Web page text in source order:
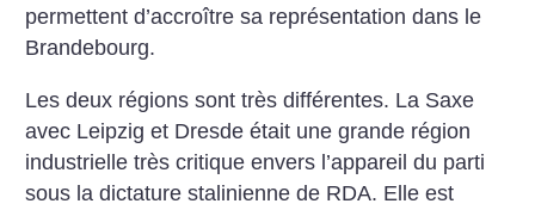
permettent d’accroître sa représentation dans le
Brandebourg.
Les deux régions sont très différentes. La Saxe
avec Leipzig et Dresde était une grande région
industrielle très critique envers l’appareil du parti
sous la dictature stalinienne de RDA. Elle est